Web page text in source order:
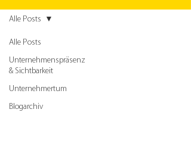
Alle Posts
Unternehmenspräsenz
& Sichtbarkeit
Unternehmertum
Blogarchiv
Alle Posts